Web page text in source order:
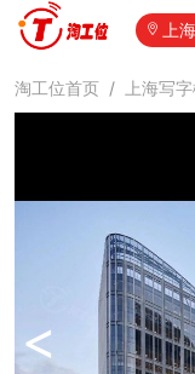
上海
淘工位首页 / 上海写
<